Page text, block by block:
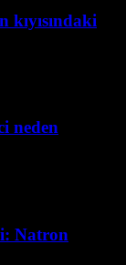
neden
Natron